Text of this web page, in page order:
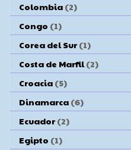
Colombia (2)
Congo (1)
Corea del Sur (1)
Costa de Marfil (2)
Croacia (5)
Dinamarca (6)
Ecuador (2)
Egipto (1)